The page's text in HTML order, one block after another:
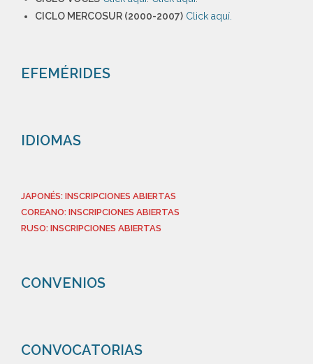
CICLO MERCOSUR (2000-2007) Click aquí.
EFEMÉRIDES
IDIOMAS
JAPONÉS: INSCRIPCIONES ABIERTAS
COREANO: INSCRIPCIONES ABIERTAS
RUSO: INSCRIPCIONES ABIERTAS
CONVENIOS
CONVOCATORIAS